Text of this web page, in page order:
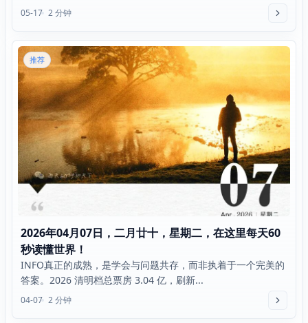
05-17 2 分钟
推荐
2026年04月07日，二月廿十，星期二，在这里每天60
秒读懂世界！
INFO真正的成熟，是学会与问题共存，而非执着于一个完美的
答案。2026 清明档总票房 3.04 亿，刷新...
04-07 2 分钟